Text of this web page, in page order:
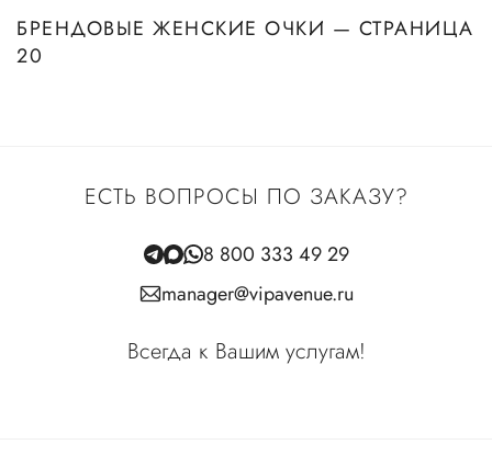
БРЕНДОВЫЕ ЖЕНСКИЕ ОЧКИ — СТРАНИЦА
20
ЕСТЬ ВОПРОСЫ ПО ЗАКАЗУ?
8 800 333 49 29
manager@vipavenue.ru
Всегда к Вашим услугам!